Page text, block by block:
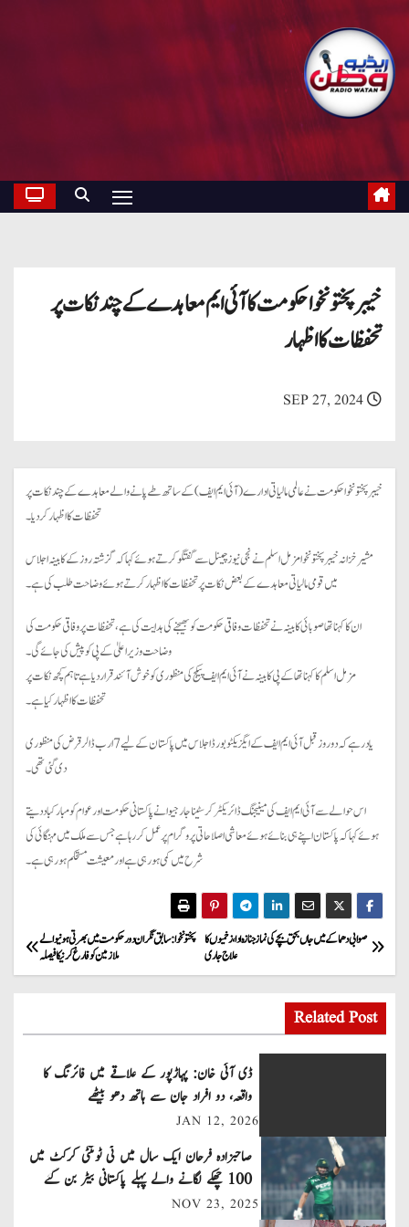
خیبرپختونخوا حکومت کا آئی ایم معاہدے کے چند نکات پر
تحفظات کا اظہار
SEP 27, 2024
خیبرپختونخوا حکومت نے عالمی مالیاتی ادارے (آئی ایم ایف) کے ساتھ طے پانے والے معاہدے کے چند نکات پر
تحفظات کا اظہار کر دیا۔
مشیر خزانہ خیبر پختونخوا مزمل اسلم نے نجی نیوز چینل سے گفتگو کرتے ہوئے کہا کہ گزشتہ روز کے کابینہ اجلاس
میں قومی مالیاتی معاہدے کے بعض نکات پر تحفظات کا اظہار کرتے ہوئے وضاحت طلب کی ہے۔
ان کا کہنا تھا صوبائی کابینہ نے تحفظات وفاقی حکومت کو بھیجنے کی ہدایت کی ہے، تحفظات پر وفاقی حکومت کی
وضاحت وزیراعلیٰ کےپی کو پیش کی جائےگی۔
مزمل اسلم کا کہنا تھا کےپی کابینہ نے آئی ایم ایف پیکج کی منظوری کو خوش آئند قرار دیا ہے تاہم کچھ نکات پر
تحفظات کا اظہار کیا ہے۔
یاد رہے کہ دو روز قبل آئی ایم ایف کے ایگزیکٹو بورڈ اجلاس میں پاکستان کے لیے 7 ارب ڈالر قرض کی منظوری
دی گئی تھی۔
اس حوالے سے آئی ایم ایف کی مینیجنگ ڈائریکٹر کرسٹینا جارجیوا نے پاکستانی حکومت اور عوام کو مبارکباد دیتے
ہوئے کہا کہ پاکستان اپنے ہی بنائے ہوئے معاشی اصلاحاتی پروگرام پر عمل کر رہا ہے جس سے ملک میں مہنگائی کی
شرح میں کمی ہو رہی ہے اور معیشت مستحکم ہو رہی ہے۔
P
o
s
t
a
v
i
پختونخوا: سابق نگران دور حکومت میں بھرتی ہونیوالے
ملازمین کو فارغ کرنیکا فیصلہ
صوابی دھماکے میں جاں بحق بچے کی نماز جنازہ ادا، زخمیوں کا
علاج جاری
Related Post
ڈی آئی خان: پہاڑپور کے علاقے میں فائرنگ کا
واقعہ، دو افراد جان سے ہاتھ دھو بیٹھے
JAN 12, 2026
صاحبزادہ فرحان ایک سال میں ٹی ٹوئنٹی کرکٹ میں
100 چھکے لگانے والے پہلے پاکستانی بیٹر بن گئے
NOV 23, 2025